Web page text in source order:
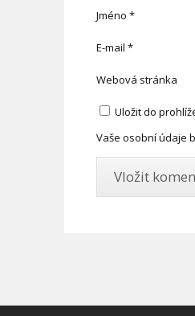
Jméno*
E-mail*
Webová stránka
Uložit do
Vaše osobní údaje